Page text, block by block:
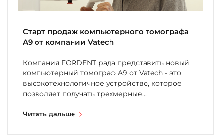
Старт продаж компьютерного томографа
A9 от компании Vatech
Компания FORDENT рада представить новый
компьютерный томограф A9 от Vatech - это
высокотехнологичное устройство, которое
позволяет получать трехмерные...
Читать дальше